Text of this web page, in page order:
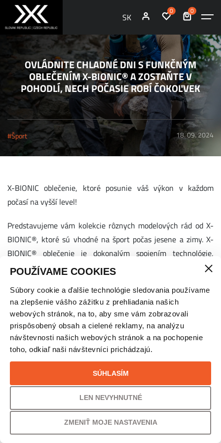
POUŽÍVAME COOKIES
Súbory cookie a ďalšie technológie sledovania používame
na zlepšenie vášho zážitku z prehliadania našich
webových stránok, na to, aby sme vám zobrazovali
prispôsobený obsah a cielené reklamy, na analýzu
návštevnosti našich webových stránok a na pochopenie
toho, odkiaľ naši návštevníci prichádzajú.
SÚHLASÍM
LEN NEVYHNUTNÉ
ZMENIŤ MOJE NASTAVENIA
SK
0 0
OVLÁDNITE CHLADNÉ DNI S FUNKČNÝM
OBLEČENÍM X-BIONIC® A ZOSTAŇTE V
POHODLÍ, NECH POČASIE ROBÍ ČOKOĽVEK
#Šport 18. 09. 2024
X-BIONIC oblečenie, ktoré posunie váš výkon v každom
počasí na vyšší level!
Predstavujeme vám kolekcie rôznych modelových rád od X-
BIONIC®, ktoré sú vhodné na šport počas jesene a zimy. X-
BIONIC® oblečenie je dokonalým spojením technológie,
pohodlia a štýlu. Či už trénujete v chladnejších podmienkach,
vonkajších aktivít, tieto tričká sú tu pre vás.
Prečo je funkčné termo oblečenie X-BIONIC® dokonalou voľbou?
Termoregulácia, ktorá pracuje s vami, nie proti vám
Vďaka našej patentovanej technológii 3D BIONIC Sphere®
vaše telo udržíme v optimálnej 37 ° teplote za každých
okolností. Už žiadne prehrievanie ani nepríjemné ochladenie
– oblečenie vďaka patentovaným technológiám
zabudovaných v štruktúre látky dokáže pracovať s vaším
potom tak, aby v prípade telesnej teploty tela a vonkajšej